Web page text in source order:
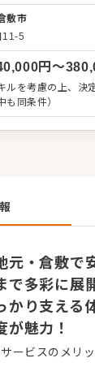
を積んだ後は、こ
の「気配」を察し
「失敗を恐れず、
を否定することは
んどん取り入れていく方
・各種手当や賞
キルに合わせた丁
、多くが未経験か
様をお迎えするこ
敷市
11-5
円〜
ルを考慮の上、決
も同条件）
元・倉敷で
で多彩に展
かり支える
が魅力！
ービスのメリ